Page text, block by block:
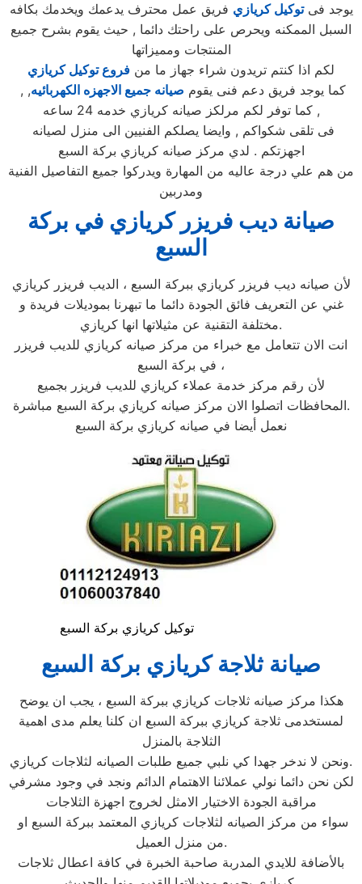
يوجد فىتوكيل كريازي فريق عمل محترف يدعمك ويخدمك بكافه
السبل الممكنه ويحرص على راحتك دائما , حيث يقوم بشرح جميع
المنتجات ومميزاتها
لكم اذا كنتم تريدون شراء جهاز ما من فروع توكيل كريازي
, كما يوجد فريق دعم فنى يقوم صيانه جميع الاجهزه الكهربائيه,
كما توفر لكم مرلكز صيانه كريازي خدمه 24 ساعه ,
اجهزتكم . لدي مركز صيانه كريازي بركة السبع
من هم علي درجة عاليه من المهارة ويدركوا جميع التفاصيل الفنية
ومدربين
صيانة ديب فريزر كريازي في بركة
السبع
لأن صيانه ديب فريزر كريازي ببركة السبع ، الديب فريزر كريازي
غني عن التعريف فائق الجودة دائما ما تبهرنا بموديلات فريدة و
مختلفة التقنية عن مثيلاتها انها كريازي.
انت الان تتعامل مع خبراء من مركز صيانه كريازي للديب فريزر
في بركة السبع ،
لأن رقم مركز خدمة عملاء كريازي للديب فريزر بجميع
المحافظات اتصلوا الان مركز صيانه كريازي بركة السبع مباشرة.
نعمل أيضا في صيانه كريازي بركة السبع
توكيل كريازي بركة السبع
صيانة ثلاجة كريازي بركة السبع
هكذا مركز صيانه ثلاجات كريازي ببركة السبع ، يجب ان يوضح
لمستخدمى ثلاجة كريازي ببركة السبع ان كلنا يعلم مدى اهمية
الثلاجة بالمنزل
ونحن لا ندخر جهدا كي نلبي جميع طلبات الصيانه لثلاجات كريازي.
لكن نحن دائما نولي عملائنا الاهتمام الدائم ونجد في وجود مشرفي
مراقبة الجودة الاختيار الامثل لخروج اجهزة الثلاجات
من منزل العميل.
بالأضافة للايدي المدربة صاحبة الخبرة في كافة اعطال ثلاجات